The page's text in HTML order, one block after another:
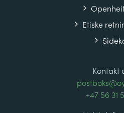
Etiske
Kontakt
+47 56 31